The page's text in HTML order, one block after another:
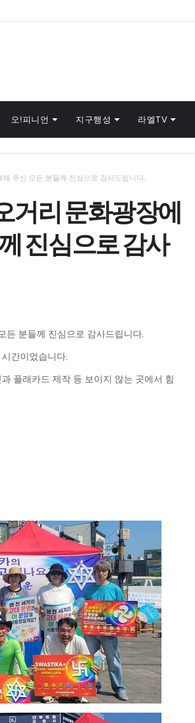
오!피니언 지구행성 라엘TV
주신 모든 분들께 진심으로 감사드립니다.
거리 문화광장에
진심으로 감사
든 분들께 진심으로 감사드립니다.
간이었습니다.
플래카드 제작 등 보이지 않는 곳에서 힘